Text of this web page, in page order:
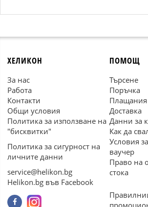
ХЕЛИКОН
За нас
Работа
Контакти
Общи условия
Политика за използване на
"бисквитки"
Политика за сигурност на
личните данни
service@helikon.bg
Helikon.bg във Facebook
ПОМОЩ
Търсене
Поръчка
Плащания
Доставка
Данни за
Как да
Условия
ваучер
Право на
стока